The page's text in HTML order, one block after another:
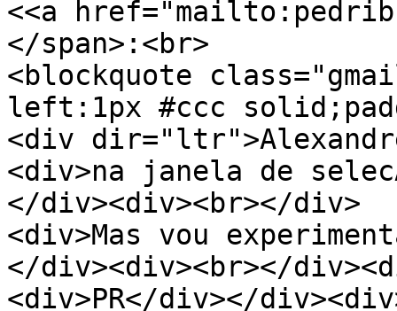
<<a
</span>:<br>
<blockquote
left:1px #ccc
<div
<div>na janela de
</div><div><br></div>
<div>Mas vou
</div><div><br></
<div>PR</div></